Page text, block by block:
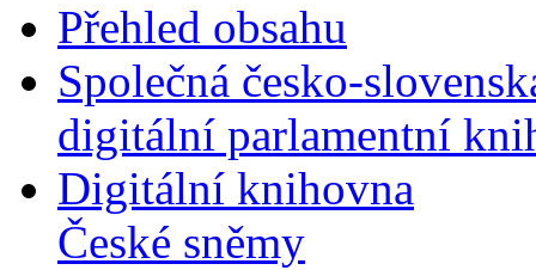
Přehled obsahu
Společná česko-
digitální parlamentní
Digitální knihovna
České sněmy